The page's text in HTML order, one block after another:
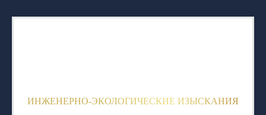
ИНЖЕНЕРНО-ЭКОЛОГИЧЕСКИЕ ИЗЫСКАНИЯ